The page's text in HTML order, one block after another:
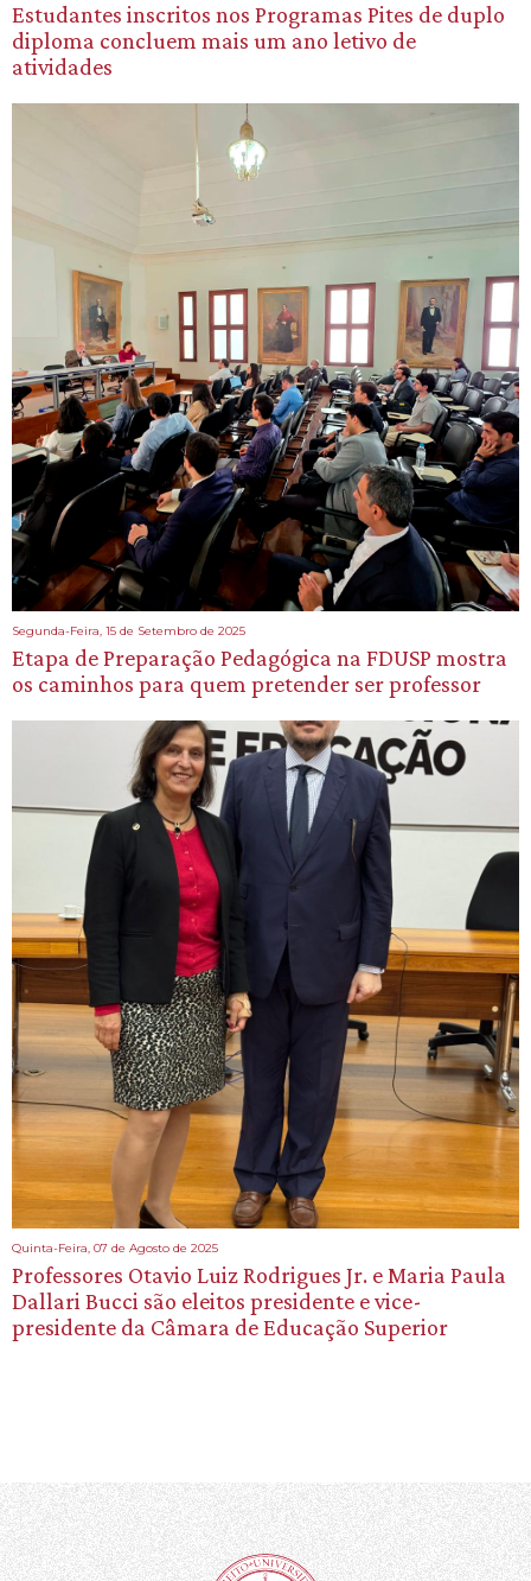
Estudantes inscritos nos Programas Pites de duplo
diploma concluem mais um ano letivo de
atividades
Segunda-Feira, 15 de Setembro de 2025
Etapa de Preparação Pedagógica na FDUSP mostra
os caminhos para quem pretender ser professor
Quinta-Feira, 07 de Agosto de 2025
Professores Otavio Luiz Rodrigues Jr. e Maria Paula
Dallari Bucci são eleitos presidente e vice-
presidente da Câmara de Educação Superior